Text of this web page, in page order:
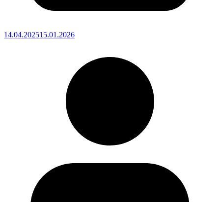
14.04.202515.01.2026